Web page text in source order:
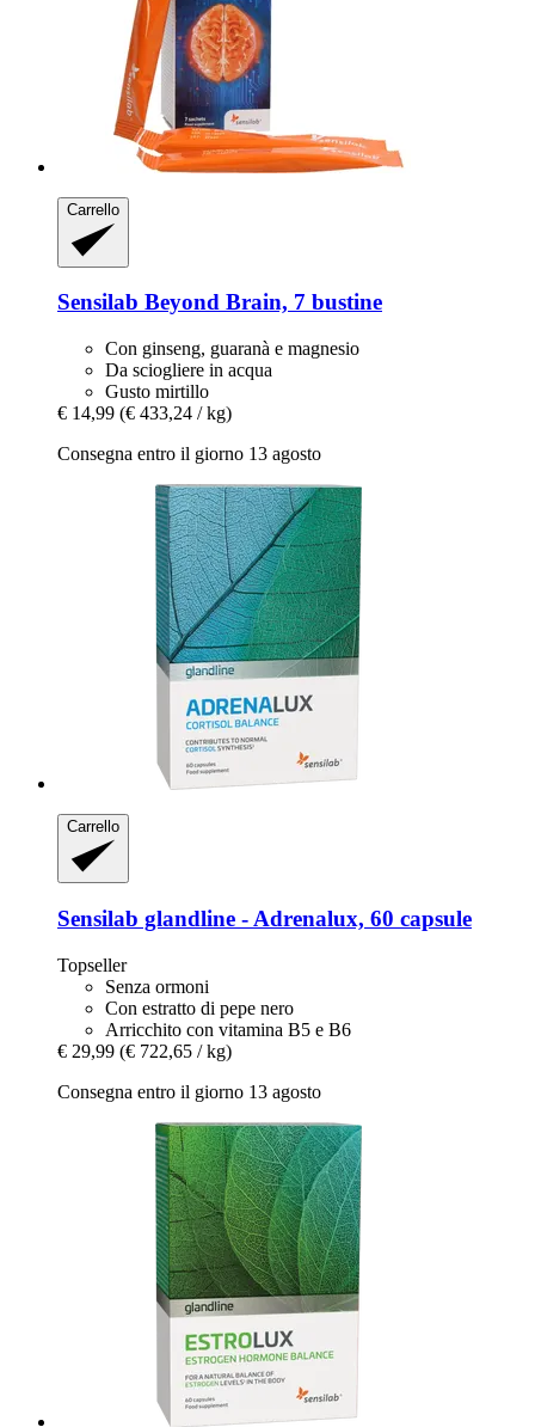
Carrello
Sensilab Beyond Brain, 7 bustine
Con ginseng, guaranà e magnesio
Da sciogliere in acqua
Gusto mirtillo
€ 14,99 (€ 433,24 / kg)
Consegna entro il giorno 13 agosto
Carrello
Sensilab glandline -​ Adrenalux, 60 capsule
Topseller
Senza ormoni
Con estratto di pepe nero
Arricchito con vitamina B5 e B6
€ 29,99 (€ 722,65 / kg)
Consegna entro il giorno 13 agosto